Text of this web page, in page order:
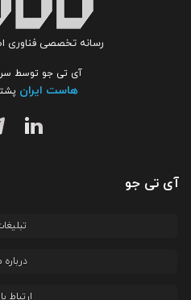
رسانه تخصصی فناوری
آی تی جو توسط
هاست ایران
آی تی جو
درباره
ارتباط